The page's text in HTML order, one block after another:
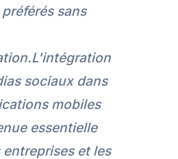
sans
sociaux dans
mobiles
essentielle
et les